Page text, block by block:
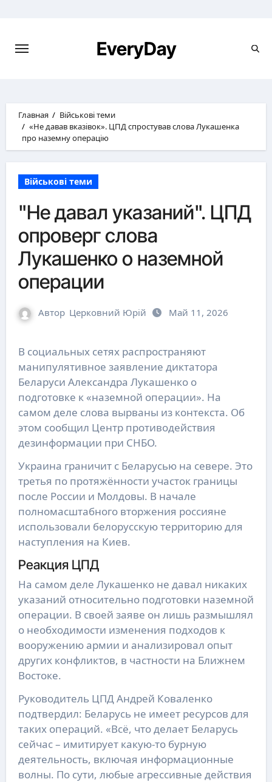
EveryDay
Главная
Військові теми
«Не давав вказівок». ЦПД спростував слова Лукашенка
про наземну операцію
Військові теми
"Не давал указаний". ЦПД
опроверг слова
Лукашенко о наземной
операции
Автор Церковний Юрій Май 11, 2026
В социальных сетях распространяют
манипулятивное заявление диктатора
Беларуси Александра Лукашенко о
подготовке к «наземной операции». На
самом деле слова вырваны из контекста. Об
этом сообщил Центр противодействия
дезинформации при СНБО.
Украина граничит с Беларусью на севере. Это
третья по протяжённости участок границы
после России и Молдовы. В начале
полномасштабного вторжения россияне
использовали белорусскую территорию для
наступления на Киев.
Реакция ЦПД
На самом деле Лукашенко не давал никаких
указаний относительно подготовки наземной
операции. В своей заяве он лишь размышлял
о необходимости изменения подходов к
вооружению армии и анализировал опыт
других конфликтов, в частности на Ближнем
Востоке.
Руководитель ЦПД Андрей Коваленко
подтвердил: Беларусь не имеет ресурсов для
таких операций. «Всё, что делает Беларусь
сейчас – имитирует какую-то бурную
деятельность, включая информационные
волны. По сути, любые агрессивные действия